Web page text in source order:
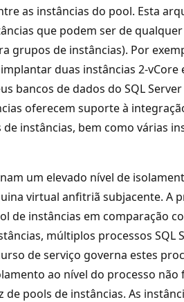
as instâncias do pool. Esta
que podem ser de
grupos de instâncias). Por
duas instâncias 2-vCore
bancos de dados do SQL
oferecem suporte à
instâncias, bem como várias
um elevado nível de
virtual anfitriã subjacente. A
de instâncias em comparação
múltiplos processos SQL
de serviço governa estes
ao nível do processo
de pools de instâncias. As